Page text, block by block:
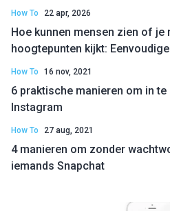
How To 22 apr, 2026
Hoe kunnen mensen zien of je
hoogtepunten kijkt:
How To 16 nov, 2021
6 praktische manieren om in
Instagram
How To 27 aug, 2021
4 manieren om zonder
iemands Snapchat